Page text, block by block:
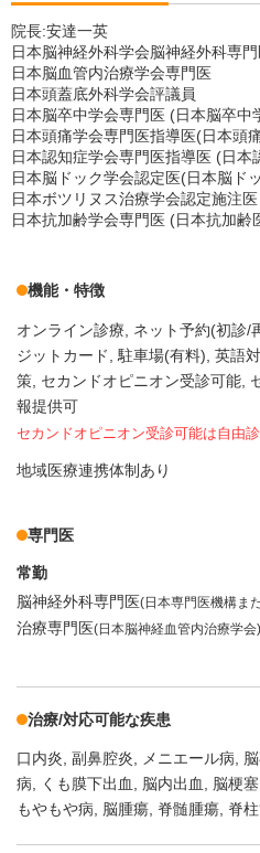
院長:安達一英
日本脳神経外科学会脳神経外科専
日本脳血管内治療学会専門医
日本頭蓋底外科学会評議員
日本脳卒中学会専門医 (日本脳卒中
日本頭痛学会専門医指導医(日本頭
日本認知症学会専門医指導医 (日本
日本脳ドック学会認定医(日本脳ド
日本ボツリヌス治療学会認定施注
日本抗加齢学会専門医 (日本抗加齢
機能・特徴
オンライン診療 ネット予約(初診/
ジットカード
駐車場(有料) 英語
策 セカンドオピニオン受診可能
報提供可
セカンドオピニオン受診可能は自由
地域医療連携体制あり
専門医
常勤
脳神経外科専門医(日本専門医機構ま
治療専門医(日本脳神経血管内治療学会)
治療/対応可能な疾患
口内炎 副鼻腔炎 メニエール病
病
くも膜下出血 脳内出血 脳梗塞
もやもや病
脳腫瘍 脊髄腫瘍 脊